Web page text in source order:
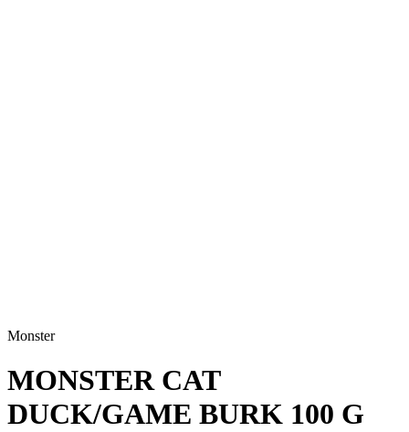
Monster
MONSTER CAT
DUCK/GAME BURK 100 G